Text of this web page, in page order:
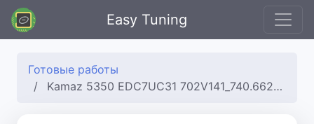
Easy Tuning
Готовые работы
Kamaz 5350 EDC7UC31 702V141_740.662-300-280915-5350-4010121